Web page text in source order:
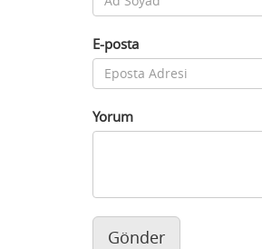
E-posta
Yorum
Gönder